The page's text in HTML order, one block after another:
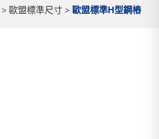
> 歐盟標準尺寸 > 歐盟標準H型鋼樁